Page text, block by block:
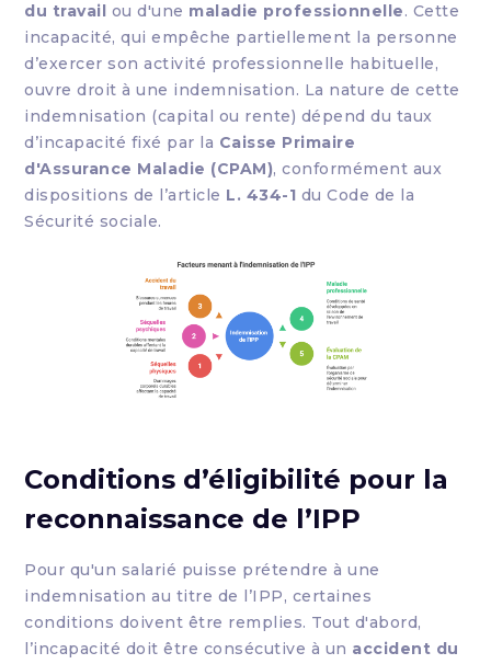
du travail ou d'une maladie professionnelle. Cette
incapacité, qui empêche partiellement la personne
d’exercer son activité professionnelle habituelle,
ouvre droit à une indemnisation. La nature de cette
indemnisation (capital ou rente) dépend du taux
d’incapacité fixé par la Caisse Primaire
d'Assurance Maladie (CPAM), conformément aux
dispositions de l’article L. 434-1 du Code de la
Sécurité sociale.
Conditions d’éligibilité pour la
reconnaissance de l’IPP
Pour qu'un salarié puisse prétendre à une
indemnisation au titre de l’IPP, certaines
conditions doivent être remplies. Tout d'abord,
l’incapacité doit être consécutive à un accident du